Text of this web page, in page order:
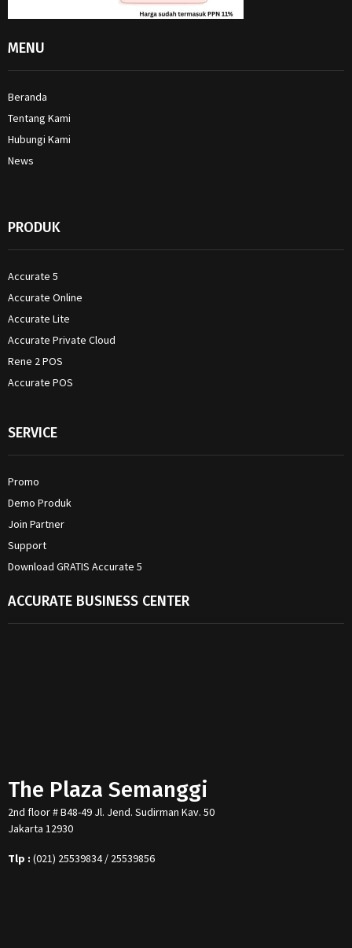
MENU
Beranda
Tentang Kami
Hubungi Kami
News
PRODUK
Accurate 5
Accurate Online
Accurate Lite
Accurate Private Cloud
Rene 2 POS
Accurate POS
SERVICE
Promo
Demo Produk
Join Partner
Support
Download GRATIS Accurate 5
ACCURATE BUSINESS CENTER
The Plaza Semanggi
2nd floor # B48-49 Jl. Jend. Sudirman Kav. 50
Jakarta 12930
Tlp : (021) 25539834 / 25539856